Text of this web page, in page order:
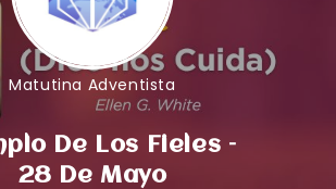
Matutina Adventista
De Los Fieles –
28 De Mayo